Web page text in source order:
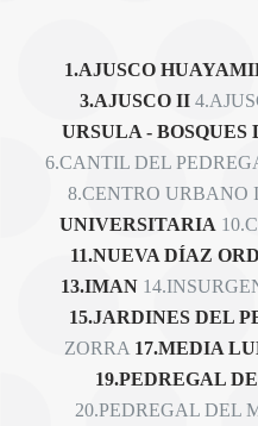
1.AJUSCO
3.AJUSCO II
URSULA -
6.CANTIL DEL
8.CENTRO URBANO
UNIVERSITARIA
11.NUEVA DÍAZ
13.IMAN
15.JARDINES DEL
ZORRA 17.MEDIA
19.PEDREGAL
20.PEDREGAL DEL